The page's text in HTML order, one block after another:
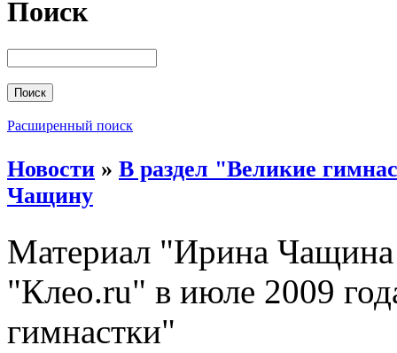
Поиск
Расширенный поиск
Новости » В раздел "Великие
Чащину
Материал "Ирина
"Клео.ru" в июле 2009
гимнастки"